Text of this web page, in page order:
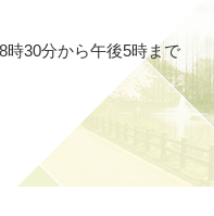
時30分から午後5時まで